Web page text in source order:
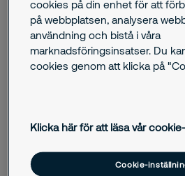
Mejladress:
Hur kan vi hjälpa dig?
cookies på din enhet för att
på webbplatsen, analysera
användning och bistå i våra
marknadsföringsinsatser. Du
cookies genom att klicka på
Klicka här för att läsa vår
Cookie-